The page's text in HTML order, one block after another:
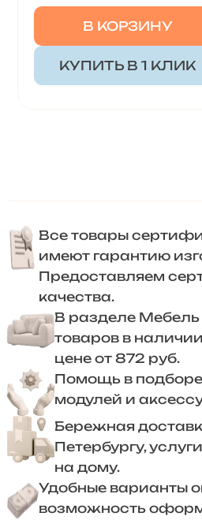
В КОРЗИНУ
КУПИТЬ В 1 КЛИК
Все товары
имеют гарантию
Предоставляем
качества.
В разделе Мебель
товаров в
цене от 872 руб.
Помощь в
модулей и
Бережная
Петербургу,
на дому.
Удобные варианты
возможность